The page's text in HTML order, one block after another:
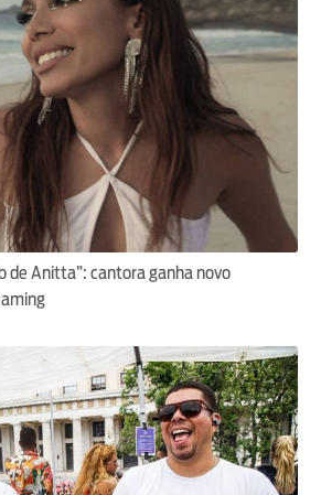
de Anitta”: cantora ganha novo